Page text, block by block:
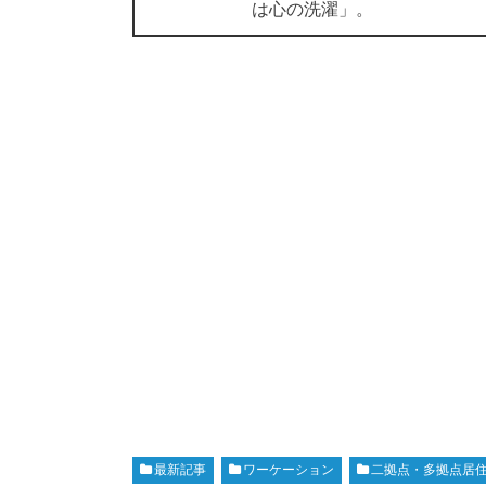
は心の洗濯」。
最新記事 ワーケーション 二拠点・多拠点居